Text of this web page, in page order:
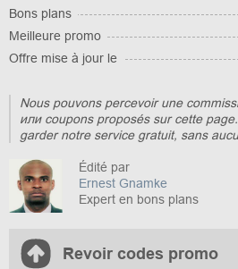
Bons plans
Meilleure promo
Offre mise à jour le
Nous pouvons percevoir une
или coupons proposés sur cette
garder notre service gratuit, sans
Édité par
Ernest Gnamke
Expert en bons plans
Revoir codes promo